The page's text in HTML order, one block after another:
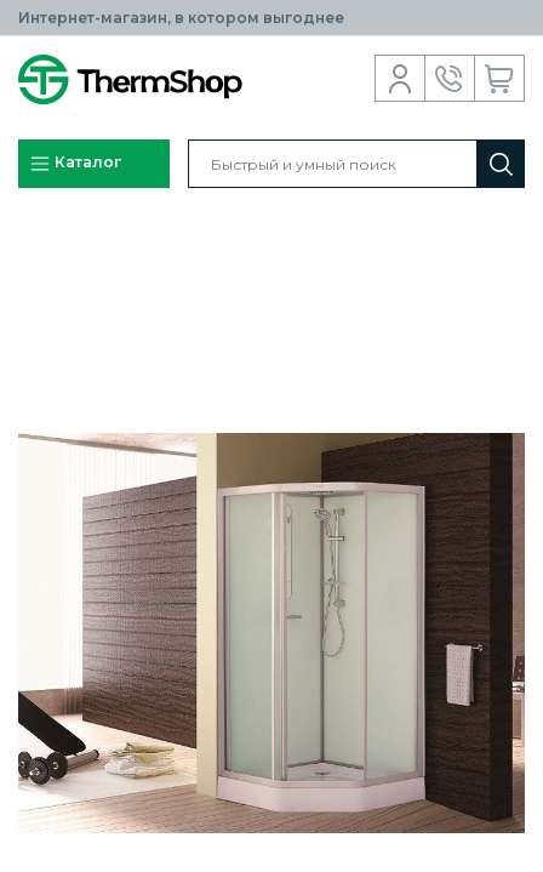
Интернет-магазин, в котором выгоднее
Каталог